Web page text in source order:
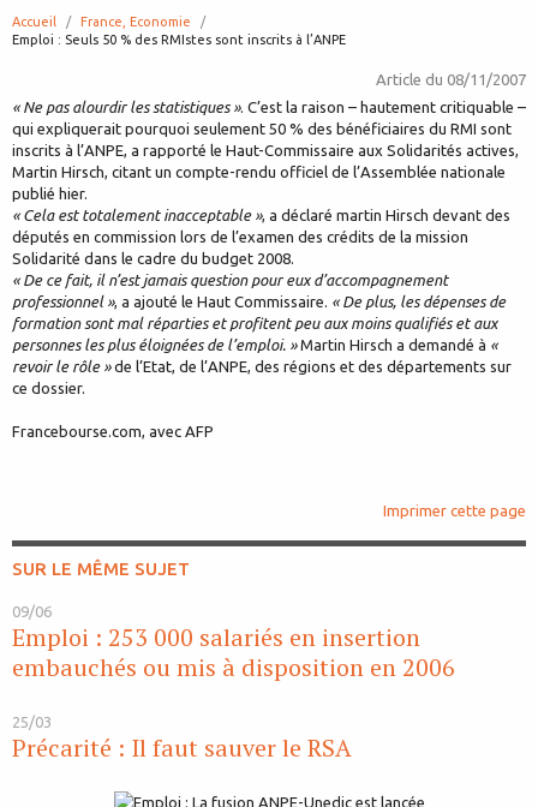
Accueil
France, Economie
page:
Emploi : Seuls 50 % des RMIstes sont inscrits à l’ANPE
Article du 08/11/2007
« Ne pas alourdir les statistiques ». C’est la raison – hautement critiquable –
qui expliquerait pourquoi seulement 50 % des bénéficiaires du RMI sont
inscrits à l’ANPE, a rapporté le Haut-Commissaire aux Solidarités actives,
Martin Hirsch, citant un compte-rendu officiel de l’Assemblée nationale
publié hier.
« Cela est totalement inacceptable », a déclaré martin Hirsch devant des
députés en commission lors de l’examen des crédits de la mission
Solidarité dans le cadre du budget 2008.
« De ce fait, il n’est jamais question pour eux d’accompagnement
professionnel », a ajouté le Haut Commissaire. « De plus, les dépenses de
formation sont mal réparties et profitent peu aux moins qualifiés et aux
personnes les plus éloignées de l’emploi. »Martin Hirsch a demandé à «
revoir le rôle »de l’Etat, de l’ANPE, des régions et des départements sur
ce dossier.
Francebourse.com, avec AFP
Imprimer cette page
SUR LE MÊME SUJET
09/06
Emploi : 253 000 salariés en insertion
embauchés ou mis à disposition en 2006
25/03
Précarité : Il faut sauver le RSA